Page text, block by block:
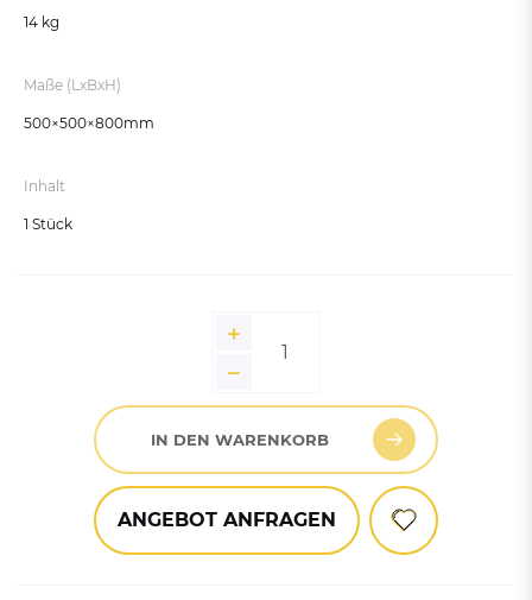
14 kg
Maße (LxBxH)
500×500×800mm
Inhalt
1 Stück
IN DEN WARENKORB
ANGEBOT ANFRAGEN